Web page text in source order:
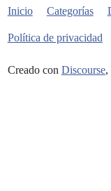
Inicio Categorías
Política de privacidad
Creado con Discourse,